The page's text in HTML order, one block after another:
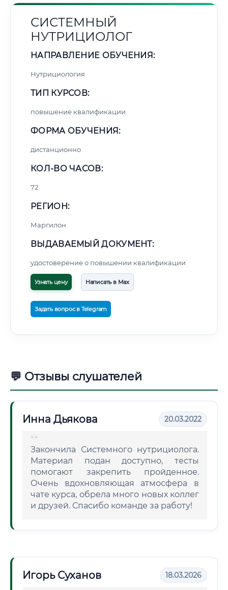
СИСТЕМНЫЙ
НУТРИЦИОЛОГ
НАПРАВЛЕНИЕ ОБУЧЕНИЯ:
Нутрициология
ТИП КУРСОВ:
повышение квалификации
ФОРМА ОБУЧЕНИЯ:
дистанционно
КОЛ-ВО ЧАСОВ:
72
РЕГИОН:
Маргилон
ВЫДАВАЕМЫЙ ДОКУМЕНТ:
удостоверение о повышении квалификации
Узнать цену Написать в Max
Задать вопрос в Telegram
💬 Отзывы слушателей
Инна Дьякова 20.03.2022
Закончила Системного нутрициолога.
Материал подан доступно, тесты
помогают закрепить пройденное.
Очень вдохновляющая атмосфера в
чате курса, обрела много новых коллег
и друзей. Спасибо команде за работу!
Игорь Суханов 18.03.2026